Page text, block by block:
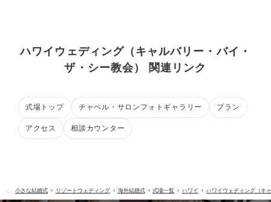
ハワイウェディング（キャルバリー・バイ・
ザ・シー教会） 関連リンク
式場トップ チャペル・サロンフォトギャラリー プラン
アクセス 相談カウンター
小さな結婚式 リゾートウェディング 海外結婚式 式場一覧 ハワイ ハワイウェディング（キ